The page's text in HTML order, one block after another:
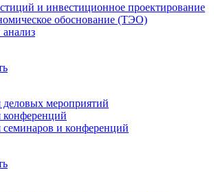
и инвестиционное проектирование
обоснование (ТЭО)
деловых мероприятий
конференций
семинаров и конференций